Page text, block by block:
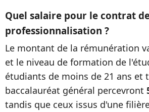
Quel salaire pour le contrat
professionnalisation ?
Le montant de la rémunération
et le niveau de formation de
étudiants de moins de 21 ans et
baccalauréat général percevront
tandis que ceux issus d'une